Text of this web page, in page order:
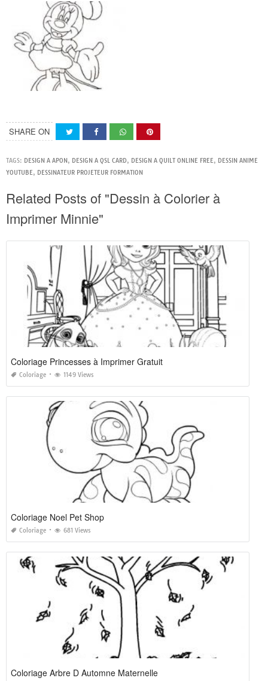
SHARE ON
TAGS: DESIGN A APON, DESIGN A QSL CARD, DESIGN A QUILT ONLINE FREE, DESSIN ANIME
YOUTUBE, DESSINATEUR PROJETEUR FORMATION
Related Posts of "Dessin à Colorier à
Imprimer Minnie"
Coloriage Princesses à Imprimer Gratuit
Coloriage 1149 Views
Coloriage Noel Pet Shop
Coloriage 681 Views
Coloriage Arbre D Automne Maternelle